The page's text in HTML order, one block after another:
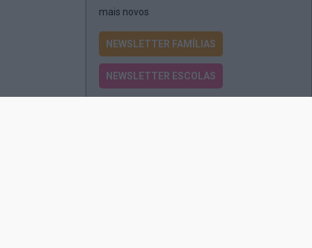
mais novos
NEWSLETTER FAMÍLIAS
NEWSLETTER ESCOLAS